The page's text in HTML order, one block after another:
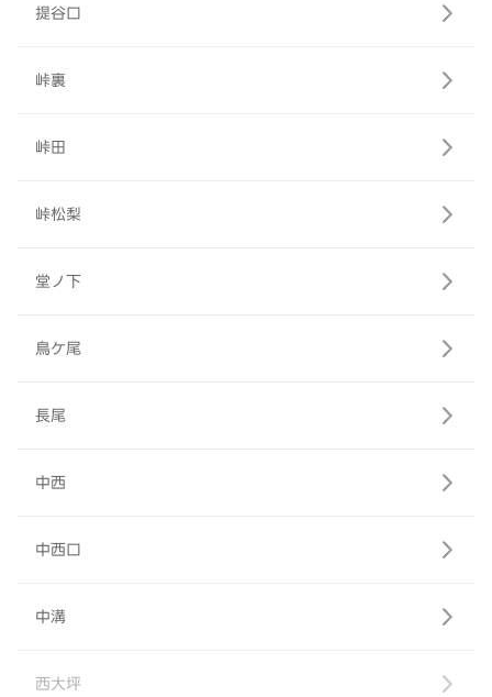
提谷口
峠裏
峠田
峠松梨
堂ノ下
鳥ケ尾
長尾
中西
中西口
中溝
西大坪